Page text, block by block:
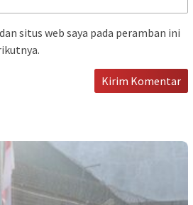
situs web saya pada peramban ini